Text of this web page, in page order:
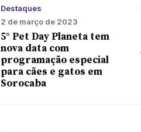
Destaques
2 de março de 2023
5° Pet Day Planeta tem
nova data com
programação especial
para cães e gatos em
Sorocaba